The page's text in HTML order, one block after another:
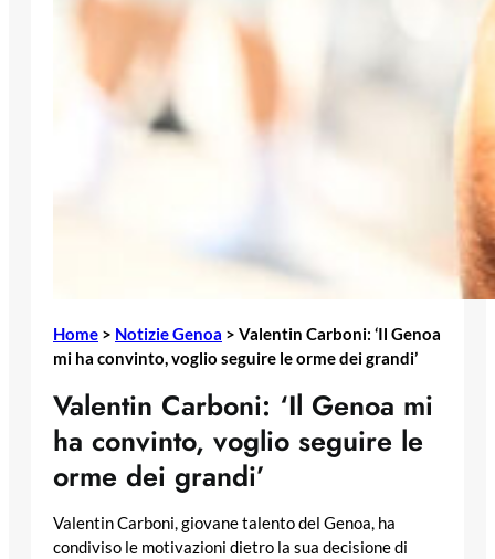
Home > Notizie Genoa > Valentin Carboni: ‘Il Genoa
mi ha convinto, voglio seguire le orme dei grandi’
Valentin Carboni: ‘Il Genoa mi
ha convinto, voglio seguire le
orme dei grandi’
Valentin Carboni, giovane talento del Genoa, ha
condiviso le motivazioni dietro la sua decisione di